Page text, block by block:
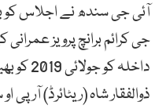
جی کرائم برانچ پرویز
ذوالفقار شاہ (ریٹائرڈ) آر